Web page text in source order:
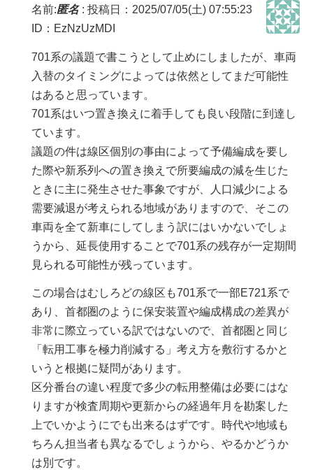
名前:匿名: 投稿日：2025/07/05(土) 07:55:23
ID：EzNzUzMDI
701系の議題で書こうとして止めにしましたが、車両
入替のタイミングによっては依然としてまだ可能性
はあると思っています。
701系はいつ置き換えに着手しても良い段階に到達し
ています。
議題の件は線区個別の事由によって予備編成を要し
た際や新系列への置き換えで所要編成の減を生じた
ときに主に発生させた事象ですが、人口減少による
需要減退が考えられる地域がありますので、そこの
車両を全て新車にしてしまう訳にはいかないでしょ
うから、延長使用することで701系の残存が一定期間
見られる可能性が残っています。
この場合はむしろどの線区も701系で一部E721系で
あり、首都圏のように保安装置や編成構成の差異が
非常に際立っている訳ではないので、首都圏と同じ
「転用工事を極力削減する」考え方を敷衍するかと
いうと根拠に疑問があります。
区分番台の違い程度で多少の転用整備は必要にはな
りますが検査周期や更新からの経過年月を勘案した
上でいかようにでも出来るはずです。時代や地域も
ちろん担当者も異なるでしょうから、やるかどうか
は別です。